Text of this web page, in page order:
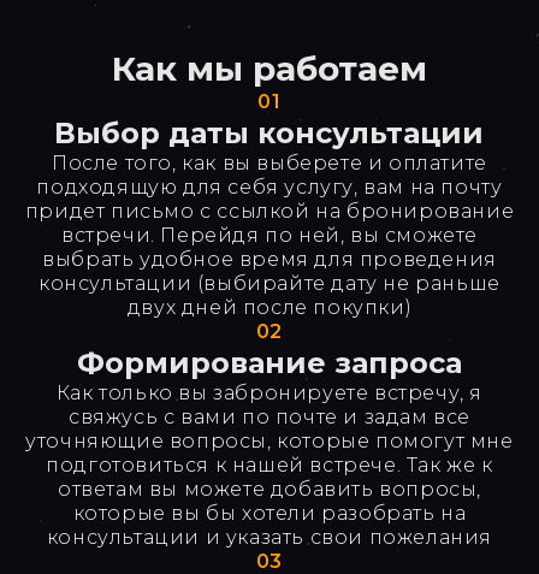
Как мы работаем
01
Выбор даты консультации
После того, как вы выберете и оплатите
подходящую для себя услугу, вам на почту
придет письмо с ссылкой на бронирование
встречи. Перейдя по ней, вы сможете
выбрать удобное время для проведения
консультации (выбирайте дату не раньше
двух дней после покупки)
02
Формирование запроса
Как только вы забронируете встречу, я
свяжусь с вами по почте и задам все
уточняющие вопросы, которые помогут мне
подготовиться к нашей встрече. Так же к
ответам вы можете добавить вопросы,
которые вы бы хотели разобрать на
консультации и указать свои пожелания
03